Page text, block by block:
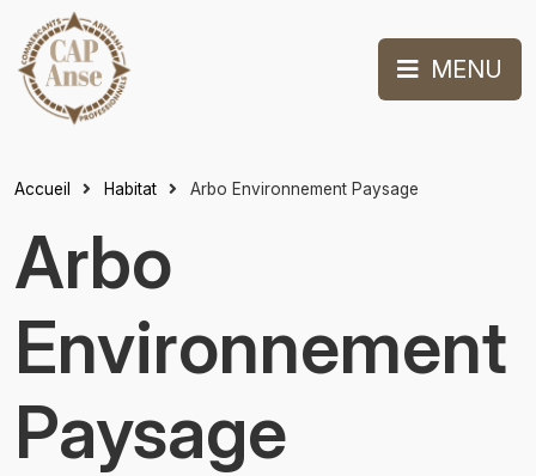
MENU
Accueil Habitat Arbo Environnement Paysage
Arbo
Environnement
Paysage